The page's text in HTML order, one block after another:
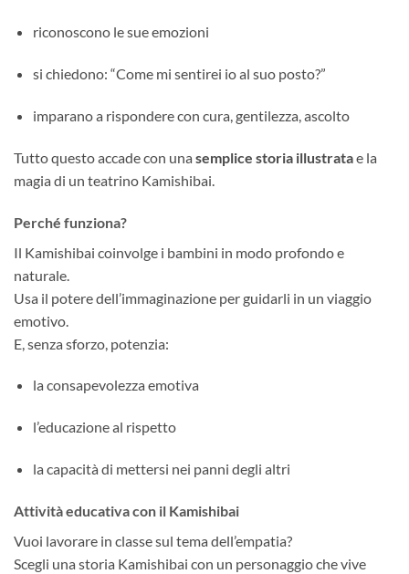
riconoscono le sue emozioni
si chiedono: “Come mi sentirei io al suo posto?”
imparano a rispondere con cura, gentilezza, ascolto
Tutto questo accade con una semplice storia illustratae la
magia di un teatrino Kamishibai.
Perché funziona?
Il Kamishibai coinvolge i bambini in modo profondo e
naturale.
Usa il potere dell’immaginazione per guidarli in un viaggio
emotivo.
E, senza sforzo, potenzia:
la consapevolezza emotiva
l’educazione al rispetto
la capacità di mettersi nei panni degli altri
Attività educativa con il Kamishibai
Vuoi lavorare in classe sul tema dell’empatia?
Scegli una storia Kamishibai con un personaggio che vive